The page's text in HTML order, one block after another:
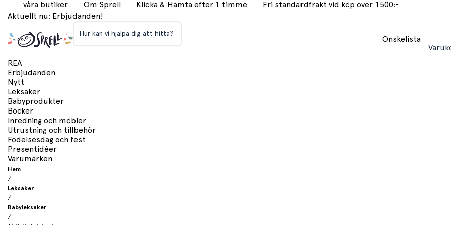
våra butiker Om Sprell Klicka & Hämta efter 1 timme
Fri standardfrakt vid köp över 1500:-
Aktuellt nu: Erbjudanden!
Hur kan vi hjälpa dig att hitta?
Önskelista
REA
Erbjudanden
Nytt
Leksaker
Babyprodukter
Böcker
Inredning och möbler
Utrustning och tillbehör
Födelsesdag och fest
Presentidéer
Varumärken
Hem
/
Leksaker
/
Babyleksaker
/